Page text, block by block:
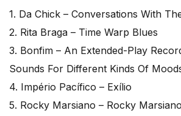
1. Da Chick – Conversations With
2. Rita Braga – Time Warp Blues
3. Bonfim – An Extended-Play
Sounds For Different Kinds Of
4. Império Pacífico – Exílio
5. Rocky Marsiano – Rocky